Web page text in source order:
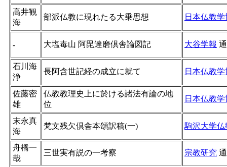
高井観
海
部派仏教に現れたる大乗思想 日本仏教
- 大塩毒山 阿毘達磨倶舎論図記 大谷学報
石川海
浄
長阿含世記経の成立に就て 日本仏教
佐藤密
雄
仏教教理史上に於ける諸法有論の地
位
日本仏教
末永真
海
梵文残欠倶舎本頌訳稿(一) 駒沢大学
舟橋一
哉
三世実有説の一考察 宗教研究